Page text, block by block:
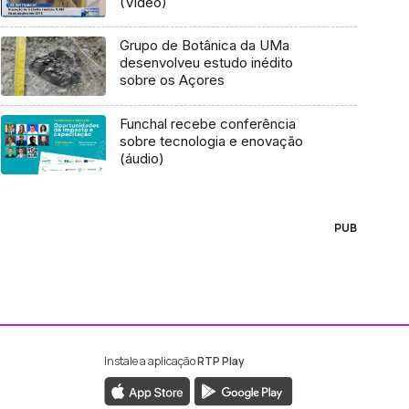
Grupo de Botânica da UMa
desenvolveu estudo inédito
sobre os Açores
Funchal recebe conferência
sobre tecnologia e enovação
(áudio)
PUB
da RTP Madeira
da RTP Madeira
Instale a aplicaçãoRTP Play